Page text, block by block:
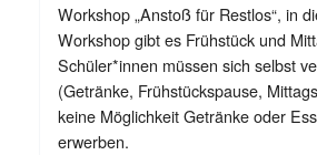
Workshop „Anstoß für Restlos“, in
Workshop gibt es Frühstück und
Schüler*innen müssen sich selbst
(Getränke, Frühstückspause,
keine Möglichkeit Getränke oder
erwerben.